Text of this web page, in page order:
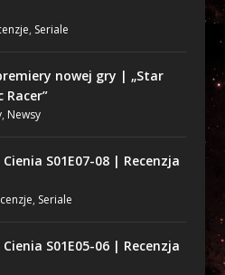
, Seriale
nowej gry | „Star
Racer”
, Newsy
S01E07-08 | Recenzja
, Seriale
S01E05-06 | Recenzja